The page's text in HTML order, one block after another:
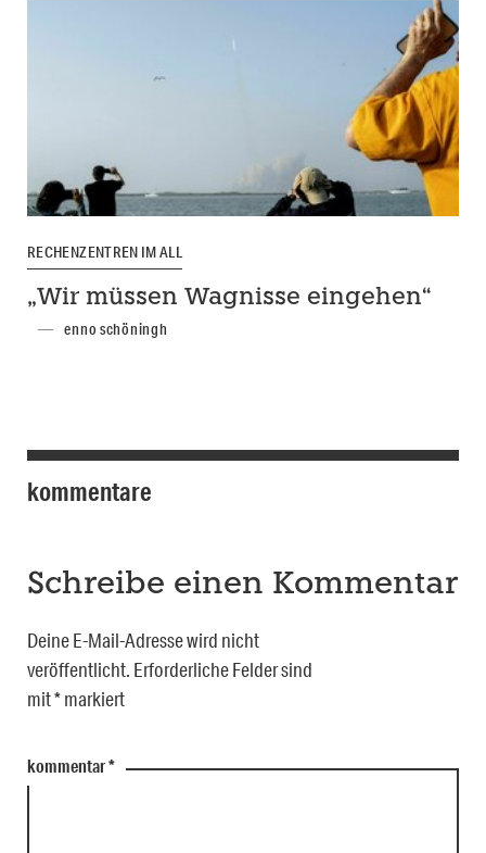
RECHENZENTREN IM ALL
„Wir müssen Wagnisse eingehen“
enno schöningh
kommentare
Schreibe einen Kommentar
Deine E-Mail-Adresse wird nicht
veröffentlicht. Erforderliche Felder sind
mit*markiert
kommentar*